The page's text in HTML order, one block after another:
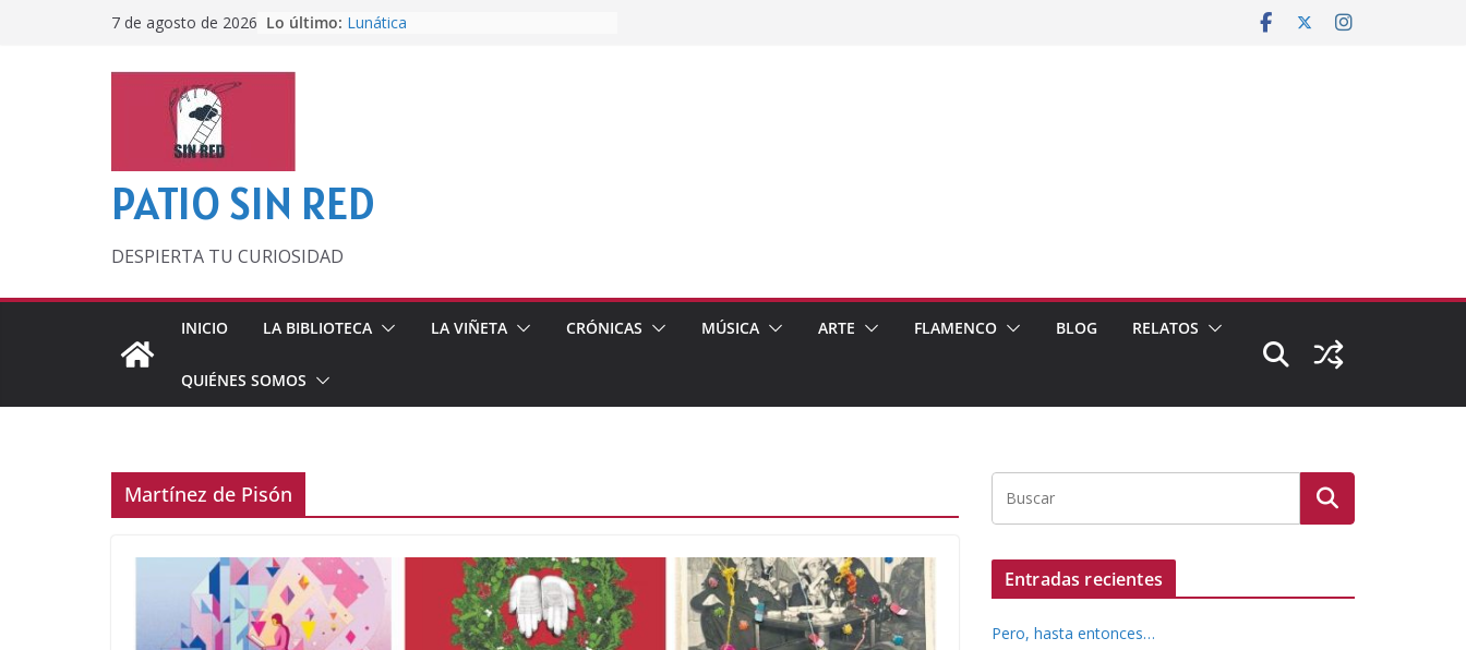
7 de agosto de 2026 Lo último: Lunática
PATIO SIN RED
DESPIERTA TU CURIOSIDAD
INICIO LA BIBLIOTECA LA VIÑETA CRÓNICAS MÚSICA ARTE FLAMENCO BLOG RELATOS
QUIÉNES SOMOS
Martínez de Pisón
Entradas recientes
Pero, hasta entonces…